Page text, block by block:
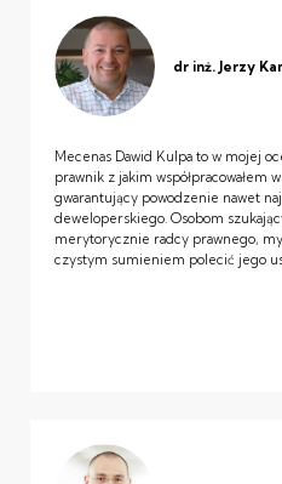
dr inż. Jerzy
Mecenas Dawid Kulpa to w mojej
prawnik z jakim współpracowałem
gwarantujący powodzenie nawet
deweloperskiego. Osobom
merytorycznie radcy prawnego,
czystym sumieniem polecić jego